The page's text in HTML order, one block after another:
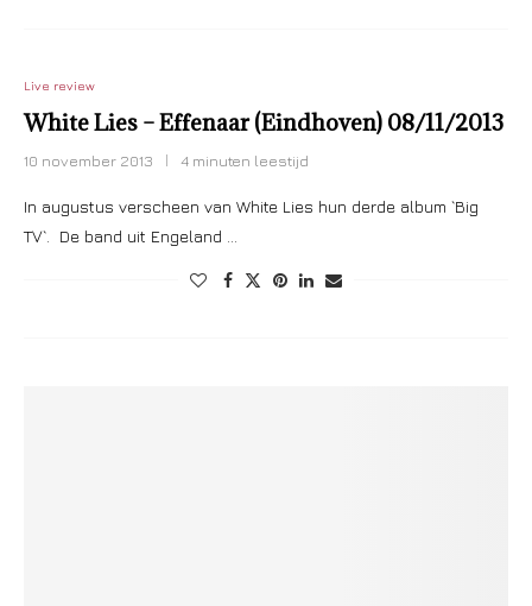
Live review
White Lies – Effenaar (Eindhoven) 08/11/2013
10 november 2013 4 minuten leestijd
In augustus verscheen van White Lies hun derde album `Big
TV`. De band uit Engeland …